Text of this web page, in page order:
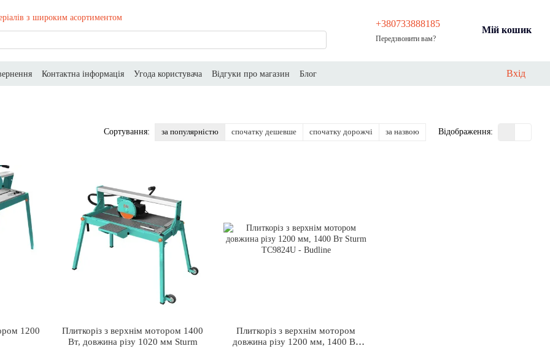
з широким асортиментом
+380733888185
Передзвонити вам?
Мій кошик
Контактна інформація Угода користувача Відгуки про магазин
Блог
Вхід
Сортування: за популярністю спочатку дешевше спочатку дорожчі за назвою Відображення:
1200
Плиткоріз з верхнім мотором 1400
Вт, довжина різу 1020 мм Sturm
Плиткоріз з верхнім мотором
довжина різу 1200 мм, 1400 Вт